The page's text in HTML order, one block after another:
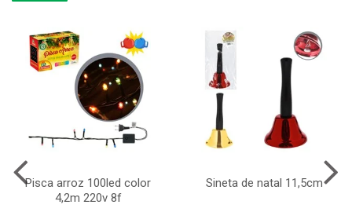
Pisca arroz 100led color
4,2m 220v 8f
Sineta de natal 11,5cm